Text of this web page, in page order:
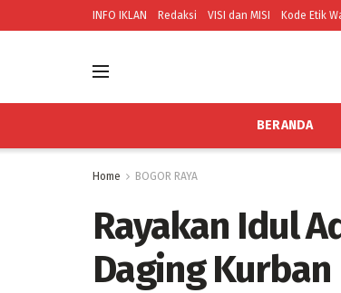
INFO IKLAN Redaksi VISI dan MISI Kode Etik
BERANDA
Home BOGOR RAYA
Rayakan Idul
Daging Kurban